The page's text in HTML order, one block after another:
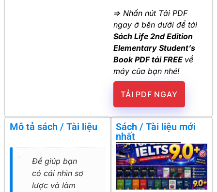
=> Nhấn nút Tải PDF
ngay ở bên dưới để tải
Sách Life 2nd Edition
Elementary Student’s
Book PDF tải FREE về
máy của bạn nhé!
TẢI PDF NGAY
Mô tả sách / Tài liệu
Để giúp bạn
có cái nhìn sơ
lược và làm
Sách / Tài liệu mới
nhất